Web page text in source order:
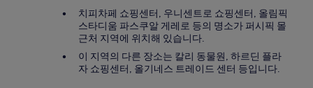
치피차페 쇼핑센터, 우니센트로 쇼핑센터, 올림픽
스타디움 파스쿠알 게레로 등의 명소가 퍼시픽 몰
근처 지역에 위치해 있습니다.
이 지역의 다른 장소는 칼리 동물원, 하르딘 플라
자 쇼핑센터, 올기네스 트레이드 센터 등입니다.